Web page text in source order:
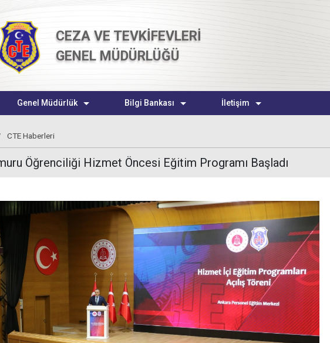
CEZA VE TEVKİFEVLERİ
GENEL MÜDÜRLÜĞÜ
Genel Müdürlük Bilgi Bankası İletişim
CTE Haberleri
Öğrenciliği Hizmet Öncesi Eğitim Programı Başladı